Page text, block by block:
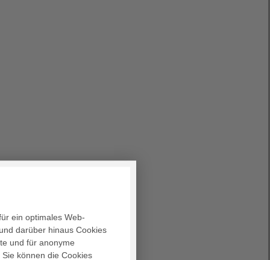
ein optimales Web-
darüber hinaus Cookies
und für anonyme
können die Cookies